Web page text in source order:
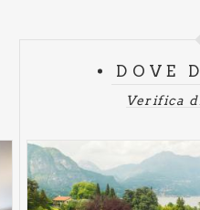
DOVE
Verifica